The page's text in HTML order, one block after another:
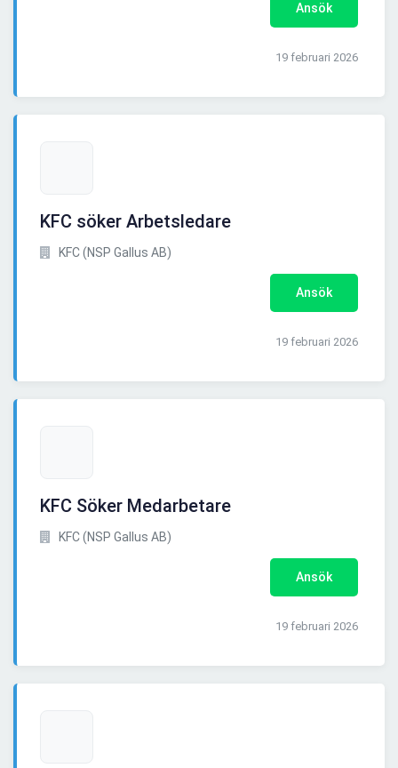
Ansök
19 februari 2026
KFC söker Arbetsledare
KFC (NSP Gallus AB)
Ansök
19 februari 2026
KFC Söker Medarbetare
KFC (NSP Gallus AB)
Ansök
19 februari 2026